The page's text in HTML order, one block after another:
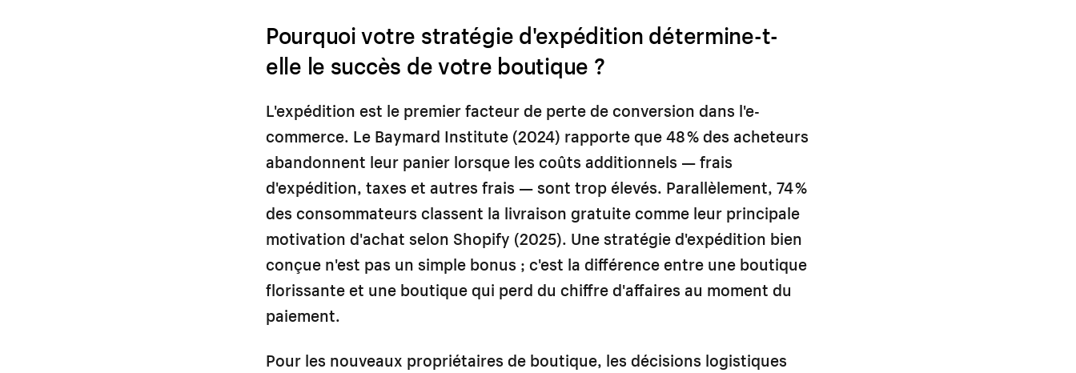
Pourquoi votre stratégie d'expédition détermine-t-
elle le succès de votre boutique ?
L'expédition est le premier facteur de perte de conversion dans l'e-
commerce. Le Baymard Institute (2024) rapporte que 48 % des acheteurs
abandonnent leur panier lorsque les coûts additionnels — frais
d'expédition, taxes et autres frais — sont trop élevés. Parallèlement, 74 %
des consommateurs classent la livraison gratuite comme leur principale
motivation d'achat selon Shopify (2025). Une stratégie d'expédition bien
conçue n'est pas un simple bonus ; c'est la différence entre une boutique
florissante et une boutique qui perd du chiffre d'affaires au moment du
paiement.
Pour les nouveaux propriétaires de boutique, les décisions logistiques